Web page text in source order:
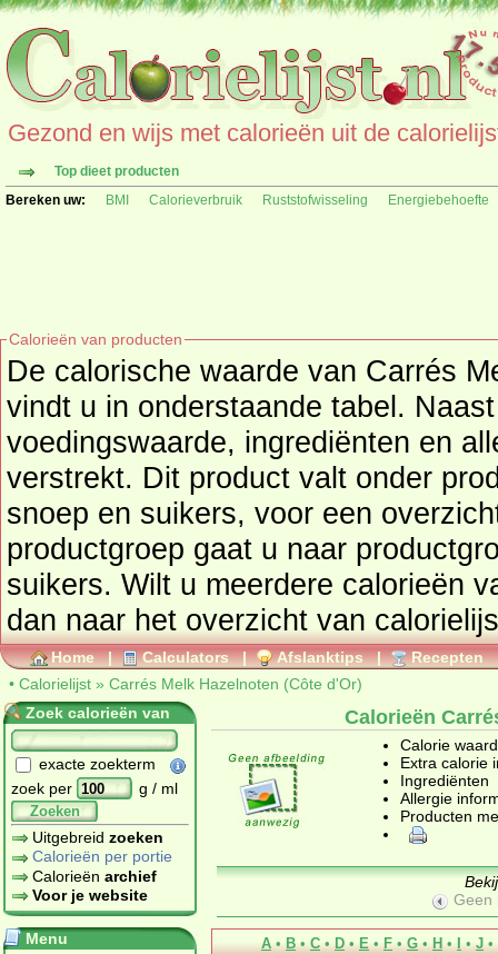
Gezond en wijs met calorieën uit de
Top dieet producten
Bereken uw:
BMI Calorieverbruik Ruststofwisseling Energiebehoefte
Calorieën van producten
De calorische waarde van Carrés
vindt u in onderstaande tabel. Naast de
voedingswaarde, ingrediënten en
verstrekt. Dit product valt onder
snoep en suikers, voor een overzicht van producten uit deze
productgroep gaat u naar
suikers. Wilt u meerdere calorieën
dan naar het overzicht van
Home | Calculators | Afslanktips | Recepten
• Calorielijst » Carrés Melk Hazelnoten (Côte d'Or)
Zoek calorieën van
exacte zoekterm
zoek per
g / ml
Zoeken
Uitgebreid zoeken
Calorieën per portie
Calorieën archief
Voor je website
Menu
Calorieën
Calorie
Extra calorie
Ingrediënten
Allergie
Producten
Geen
A • B • C • D • E • F • G • H • I • J •